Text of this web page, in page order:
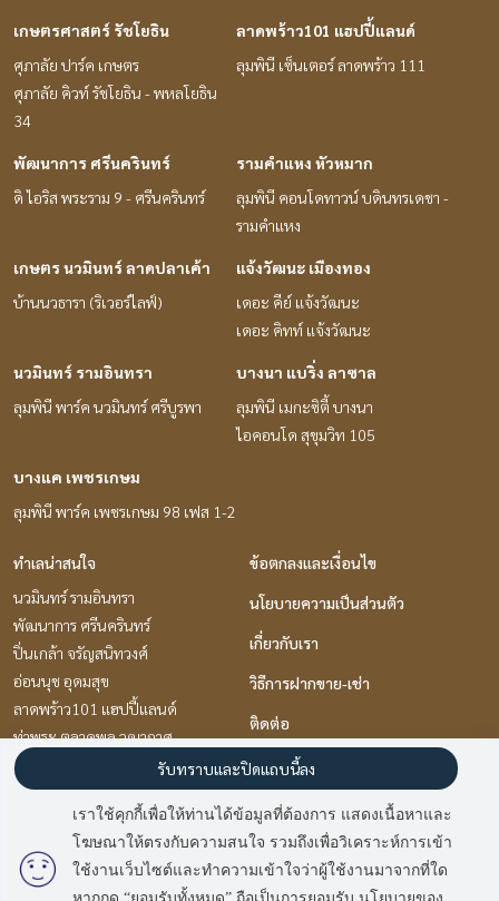
เกษตรศาสตร์ รัชโยธิน
ศุภาลัย ปาร์ค เกษตร
ศุภาลัย คิวท์ รัชโยธิน - พหลโยธิน
34
ลาดพร้าว101 แฮปปี้แลนด์
ลุมพินี เซ็นเตอร์ ลาดพร้าว 111
พัฒนาการ ศรีนครินทร์
ดิ ไอริส พระราม 9 - ศรีนครินทร์
รามคำแหง หัวหมาก
ลุมพินี คอนโดทาวน์ บดินทรเดชา -
รามคำแหง
เกษตร นวมินทร์ ลาดปลาเค้า
บ้านนวธารา (ริเวอร์ไลฟ์)
แจ้งวัฒนะ เมืองทอง
เดอะ คีย์ แจ้งวัฒนะ
เดอะ คิทท์ แจ้งวัฒนะ
นวมินทร์ รามอินทรา
ลุมพินี พาร์ค นวมินทร์ ศรีบูรพา
บางนา แบริ่ง ลาซาล
ลุมพินี เมกะซิตี้ บางนา
ไอคอนโด สุขุมวิท 105
บางแค เพชรเกษม
ลุมพินี พาร์ค เพชรเกษม 98 เฟส 1-2
ทำเลน่าสนใจ
นวมินทร์ รามอินทรา
พัฒนาการ ศรีนครินทร์
ปิ่นเกล้า จรัญสนิทวงศ์
อ่อนนุช อุดมสุข
ลาดพร้าว101 แฮปปี้แลนด์
ท่าพระ ตลาดพลู วุฒากาศ
แจ้งวัฒนะ เมืองทอง
พระราม 9 เพชรบุรีตัดใหม่ RCA
บางนา แบริ่ง ลาซาล
รามคำแหง หัวหมาก
ข้อตกลงและเงื่อนไข
นโยบายความเป็นส่วนตัว
เกี่ยวกับเรา
วิธีการฝากขาย-เช่า
ติดต่อ
เราใช้คุกกี้เพื่อให้ท่านได้ข้อมูลที่ต้องการ แสดงเนื้อหาและ
โฆษณาให้ตรงกับความสนใจ รวมถึงเพื่อวิเคราะห์การเข้า
ใช้งานเว็บไซต์และทำความเข้าใจว่าผู้ใช้งานมาจากที่ใด
รับทราบและปิดแถบนี้ลง